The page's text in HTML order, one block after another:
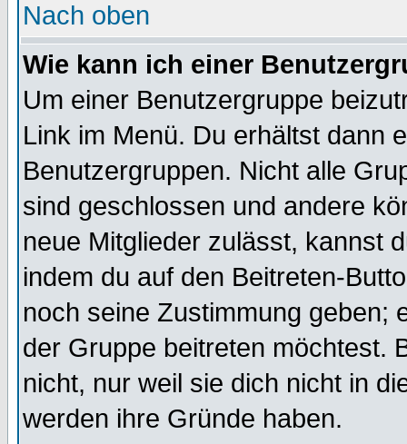
Nach oben
Wie kann ich einer
Um einer Benutzergruppe
Link im Menü. Du erhältst dann
Benutzergruppen. Nicht alle
sind geschlossen und andere
neue Mitglieder zulässt, kannst
indem du auf den Beitreten-
noch seine Zustimmung geben;
der Gruppe beitreten möchtest.
nicht, nur weil sie dich nicht in
werden ihre Gründe haben.